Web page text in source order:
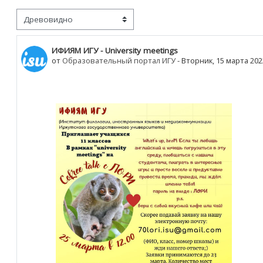
отображения
ИФИЯМ ИГУ - University meetings
от Образовательный портал ИГУ-Вторник, 15 марта
Количество ответов: 0